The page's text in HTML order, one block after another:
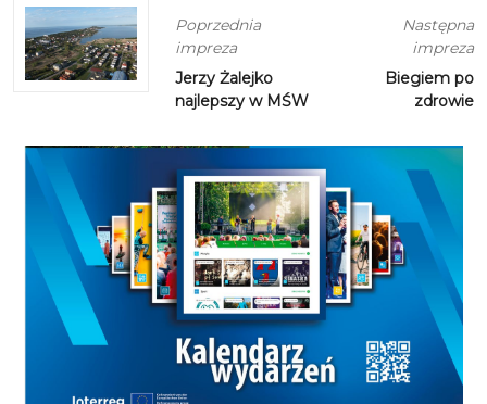
Poprzednia
impreza
Jerzy Żalejko
najlepszy w MŚW
Następna
impreza
Biegiem po
zdrowie